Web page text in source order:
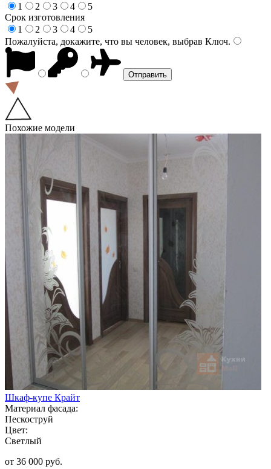
1
2 3 4
5
Срок изготовления
1
2 3 4
5
Пожалуйста, докажите, что вы человек, выбрав Ключ.
Похожие модели
Шкаф-купе Крайт
Материал фасада:
Пескоструй
Цвет:
Светлый
от 36 000 руб.